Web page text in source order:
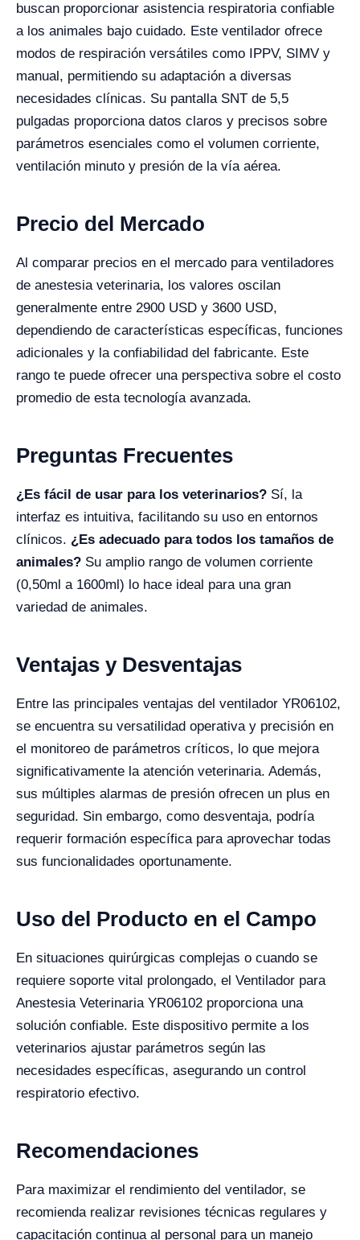
buscan proporcionar asistencia respiratoria confiable
a los animales bajo cuidado. Este ventilador ofrece
modos de respiración versátiles como IPPV, SIMV y
manual, permitiendo su adaptación a diversas
necesidades clínicas. Su pantalla SNT de 5,5
pulgadas proporciona datos claros y precisos sobre
parámetros esenciales como el volumen corriente,
ventilación minuto y presión de la vía aérea.
Precio del Mercado
Al comparar precios en el mercado para ventiladores
de anestesia veterinaria, los valores oscilan
generalmente entre 2900 USD y 3600 USD,
dependiendo de características específicas, funciones
adicionales y la confiabilidad del fabricante. Este
rango te puede ofrecer una perspectiva sobre el costo
promedio de esta tecnología avanzada.
Preguntas Frecuentes
¿Es fácil de usar para los veterinarios? Sí, la
interfaz es intuitiva, facilitando su uso en entornos
clínicos. ¿Es adecuado para todos los tamaños de
animales? Su amplio rango de volumen corriente
(0,50ml a 1600ml) lo hace ideal para una gran
variedad de animales.
Ventajas y Desventajas
Entre las principales ventajas del ventilador YR06102,
se encuentra su versatilidad operativa y precisión en
el monitoreo de parámetros críticos, lo que mejora
significativamente la atención veterinaria. Además,
sus múltiples alarmas de presión ofrecen un plus en
seguridad. Sin embargo, como desventaja, podría
requerir formación específica para aprovechar todas
sus funcionalidades oportunamente.
Uso del Producto en el Campo
En situaciones quirúrgicas complejas o cuando se
requiere soporte vital prolongado, el Ventilador para
Anestesia Veterinaria YR06102 proporciona una
solución confiable. Este dispositivo permite a los
veterinarios ajustar parámetros según las
necesidades específicas, asegurando un control
respiratorio efectivo.
Recomendaciones
Para maximizar el rendimiento del ventilador, se
recomienda realizar revisiones técnicas regulares y
capacitación continua al personal para un manejo